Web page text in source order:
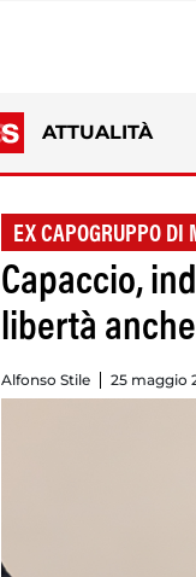
ATTUALITÀ
EX CAPOGRUPPO DI
Capaccio,
libertà
Alfonso Stile 25 maggio